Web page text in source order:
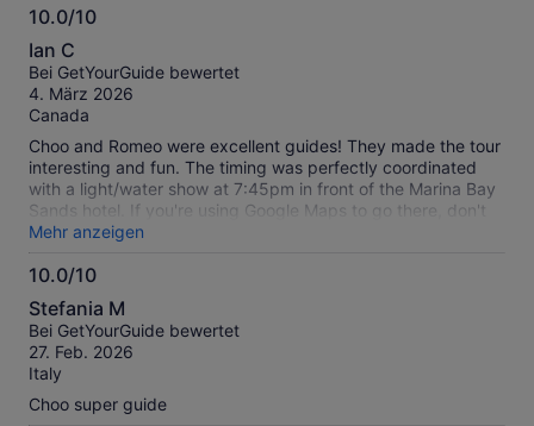
10.0/10
10.0
von
10
Ian C
Bei GetYourGuide bewertet
4. März 2026
Canada
Choo and Romeo were excellent guides! They made the tour
interesting and fun. The timing was perfectly coordinated
with a light/water show at 7:45pm in front of the Marina Bay
Sands hotel. If you're using Google Maps to go there, don't
follow the final instructions to walk behind a building. The
address for the bike shop in Google leads you to walk an
extra 5 minutes around the building, when the bike shop is in
back parking lot where Google Maps took us). It is also a
nice way to end a day. Riding a bike is a nice way to cool off
on a hot evening. Also the ride/route is very flat and very
easy todo. The tour also went at a slow speed. It's perfect
for everyone of any bike riding ability.
Mehr anzeigen
10.0/10
10.0
von
10
Stefania M
Bei GetYourGuide bewertet
27. Feb. 2026
Italy
Choo super guide